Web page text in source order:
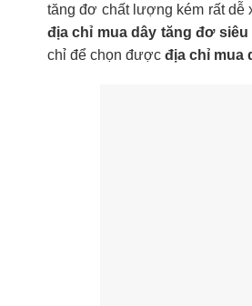
tăng đơ chất lượng kém rất dễ
địa chỉ mua dây tăng đơ siêu
chỉ để chọn được địa chỉ mua